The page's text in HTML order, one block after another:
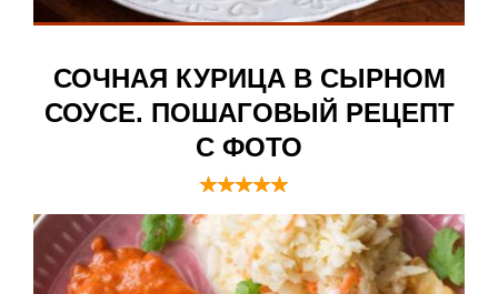
СОЧНАЯ КУРИЦА В СЫРНОМ
СОУСЕ. ПОШАГОВЫЙ РЕЦЕПТ
С ФОТО